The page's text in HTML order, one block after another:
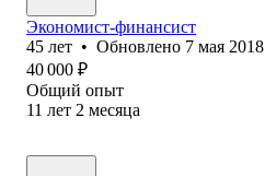
Экономист-финансист
45 лет • Обновлено 7 мая 2018
40 000 ₽
Общий опыт
11 лет 2 месяца